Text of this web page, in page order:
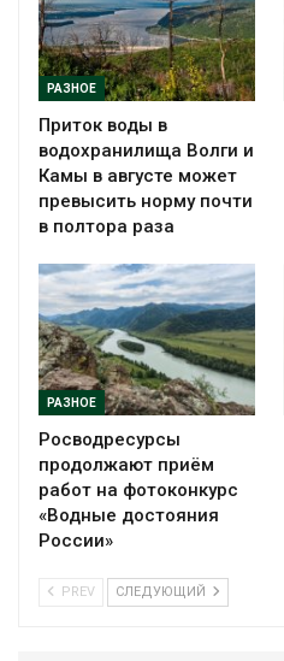
РАЗНОЕ
Приток воды в
водохранилища Волги и
Камы в августе может
превысить норму почти
в полтора раза
РАЗНОЕ
Росводресурсы
продолжают приём
работ на фотоконкурс
«Водные достояния
России»
PREV СЛЕДУЮЩИЙ